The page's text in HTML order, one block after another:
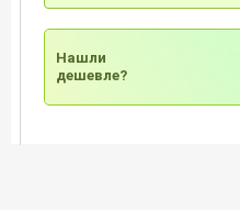
Нашли
дешевле?